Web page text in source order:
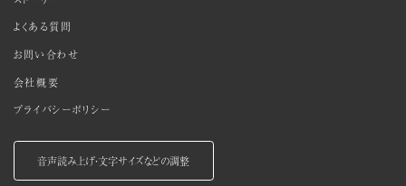
よくある質問
お問い合わせ
会社概要
プライバシーポリシー
音声読み上げ・文字サイズなどの調整